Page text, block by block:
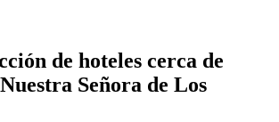
de hoteles cerca de
Señora de Los